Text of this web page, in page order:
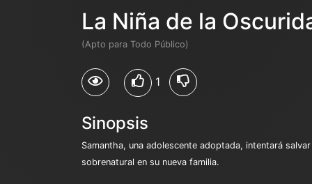
La Niña de la
(Apto para Todo Público)
1
Sinopsis
Samantha, una adolescente adoptada, intentará
sobrenatural en su nueva familia.